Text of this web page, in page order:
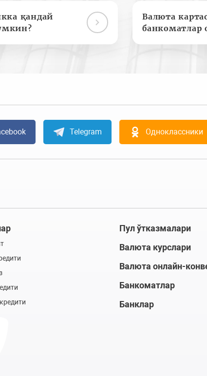
қандай
Валюта
банкоматлар
Telegram Одноклассники
Пул ўтказмалари
Валюта курслари
Валюта онлайн-
Банкоматлар
Банклар